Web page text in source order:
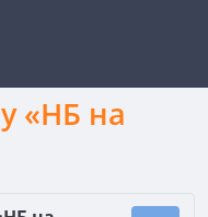
«НБ на